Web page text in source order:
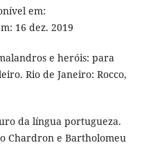
em:
16 dez. 2019
e heróis: para
Rio de Janeiro: Rocco,
da língua portugueza.
Chardron e Bartholomeu